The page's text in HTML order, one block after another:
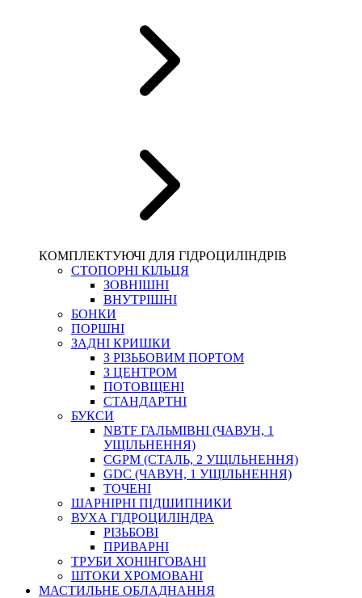
КОМПЛЕКТУЮЧІ ДЛЯ ГІДРОЦИЛІНДРІВ
СТОПОРНІ КІЛЬЦЯ
ЗОВНІШНІ
ВНУТРІШНІ
БОНКИ
ПОРШНІ
ЗАДНІ КРИШКИ
З РІЗЬБОВИМ ПОРТОМ
З ЦЕНТРОМ
ПОТОВЩЕНІ
СТАНДАРТНІ
БУКСИ
NBTF ГАЛЬМІВНІ (ЧАВУН, 1
УЩІЛЬНЕННЯ)
CGPM (СТАЛЬ, 2 УЩІЛЬНЕННЯ)
GDC (ЧАВУН, 1 УЩІЛЬНЕННЯ)
ТОЧЕНІ
ШАРНІРНІ ПІДШИПНИКИ
ВУХА ГІДРОЦИЛІНДРА
РІЗЬБОВІ
ПРИВАРНІ
ТРУБИ ХОНІНГОВАНІ
ШТОКИ ХРОМОВАНІ
МАСТИЛЬНЕ ОБЛАДНАННЯ